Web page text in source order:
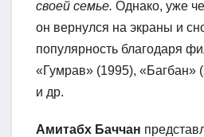
своей семье. Однако, уже
он вернулся на экраны и
популярность благодаря
«Гумрав» (1995), «Багбан»
и др.
Амитабх Баччан